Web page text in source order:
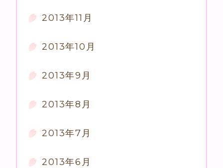
2013年11月
2013年10月
2013年9月
2013年8月
2013年7月
2013年6月